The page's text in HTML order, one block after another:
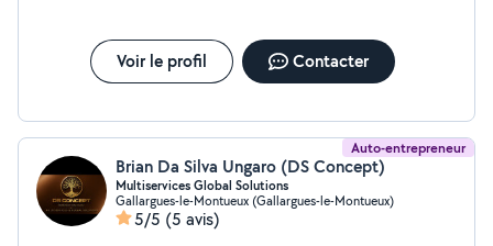
Voir le profil Contacter
Auto-entrepreneur
Brian Da Silva Ungaro (DS Concept)
Multiservices Global Solutions
Gallargues-le-Montueux (Gallargues-le-Montueux)
5/5 (5 avis)